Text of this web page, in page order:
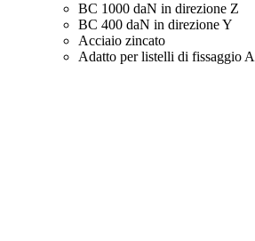
BC 1000 daN in direzione Z
BC 400 daN in direzione Y
Acciaio zincato
Adatto per listelli di fissaggio